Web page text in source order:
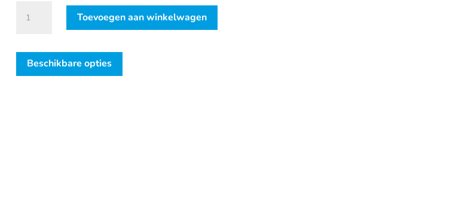
verzinkfrees
mm
(GT-
Toevoegen aan winkelwagen
Beschikbare opties